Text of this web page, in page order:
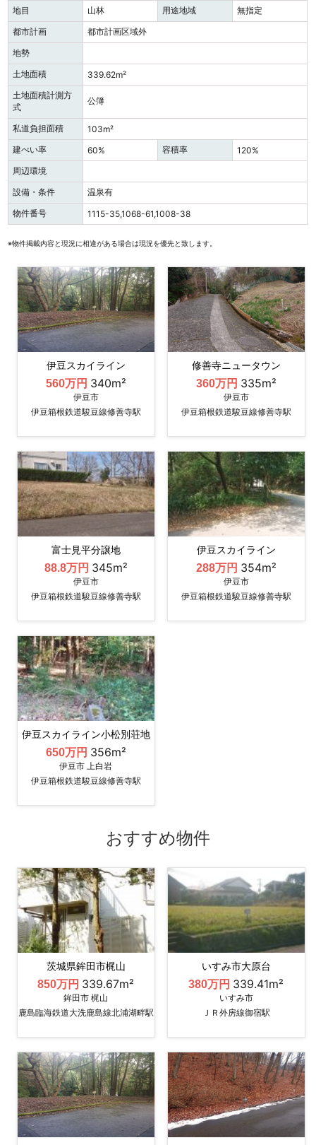
地目
山林 用途地域
無指定
都市計画
都市計画区域外
地勢
土地面積
339.62m²
土地面積計測方
式
公簿
私道負担面積
103m²
建ぺい率
60% 容積率
120%
周辺環境
設備・条件
温泉有
物件番号
1115-35,1068-61,1008-38
※物件掲載内容と現況に相違がある場合は現況を優先と致します。
伊豆スカイライン
560万円 340m²
伊豆市
伊豆箱根鉄道駿豆線修善寺駅
修善寺ニュータウン
360万円 335m²
伊豆市
伊豆箱根鉄道駿豆線修善寺駅
富士見平分譲地
88.8万円 345m²
伊豆市
伊豆箱根鉄道駿豆線修善寺駅
伊豆スカイライン
288万円 354m²
伊豆市
伊豆箱根鉄道駿豆線修善寺駅
伊豆スカイライン小松別荘地
650万円 356m²
伊豆市 上白岩
伊豆箱根鉄道駿豆線修善寺駅
おすすめ物件
茨城県鉾田市梶山
850万円 339.67m²
鉾田市 梶山
鹿島臨海鉄道大洗鹿島線北浦湖畔駅
いすみ市大原台
380万円 339.41m²
いすみ市
ＪＲ外房線御宿駅